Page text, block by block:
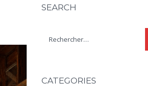
SEARCH
CATEGORIES